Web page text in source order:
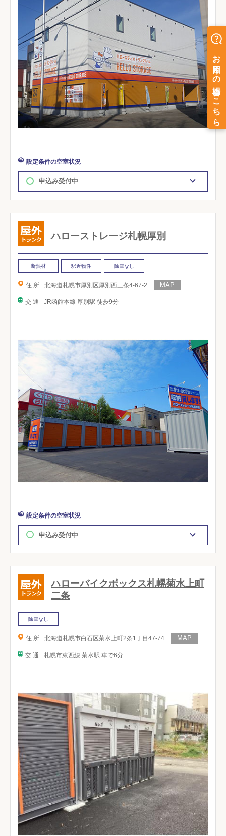
設定条件の空室状況
申込み受付中
ハローストレージ札幌厚別
断熱材 駅近物件 除雪なし
住 所 北海道札幌市厚別区厚別西三条4-67-2
交 通 JR函館本線 厚別駅 徒歩9分
設定条件の空室状況
申込み受付中
ハローバイクボックス札幌菊水上町
二条
除雪なし
住 所 北海道札幌市白石区菊水上町2条1丁目47-74
交 通 札幌市東西線 菊水駅 車で6分